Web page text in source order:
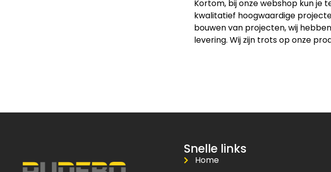
Kortom, bij onze webshop kun je
kwalitatief hoogwaardige
bouwen van projecten, wij
levering. Wij zijn trots op onze
Snelle links
Home